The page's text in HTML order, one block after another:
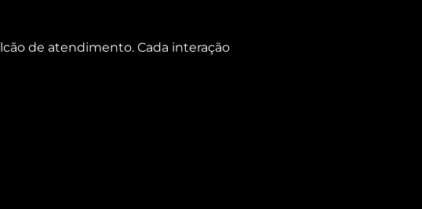
de atendimento. Cada interação